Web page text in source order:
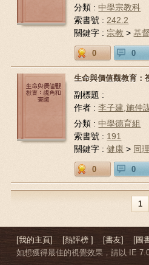
分類 :中學宗教科
索書號 : 242.2
關鍵字 : 宗教 >基督
0 0
生命與價值觀教育：
副標題 :
作者 :李子建,施仲
分類 :中學德育組
索書號 : 191
關鍵字 :健康 > 同
0 0
1
[我的主頁] [熱評榜 ] [書友] [圖
如想獲得最佳的視覺效果，請以 IE